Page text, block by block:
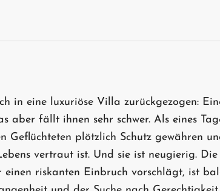
in eine luxuriöse Villa zurückgezogen:
aber fällt ihnen sehr schwer. Als eines
plötzlich Schutz gewähren
vertraut ist. Und sie ist neugierig.
riskanten Einbruch vorschlägt, ist